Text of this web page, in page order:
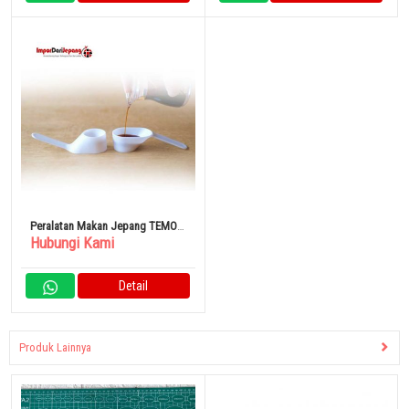
Peralatan Makan Jepang TEMO
Sendok Ringan Dua Sisi Zikronia
Hubungi Kami
Detail
Produk Lainnya